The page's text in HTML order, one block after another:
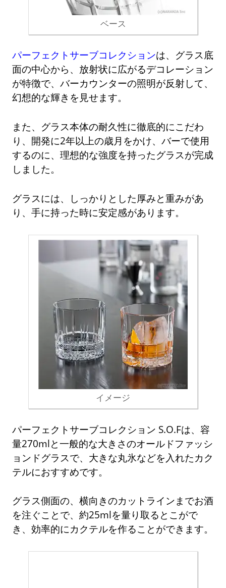
ベース
パーフェクトサーブコレクションは、グラス底
面の中心から、放射状に広がるデコレーション
が特徴で、バーカウンターの照明が反射して、
幻想的な輝きを見せます。
また、グラス本体の耐久性に徹底的にこだわ
り、開発に2年以上の歳月をかけ、バーで使用
するのに、理想的な強度を持ったグラスが完成
しました。
グラスには、しっかりとした厚みと重みがあ
り、手に持った時に安定感があります。
イメージ
パーフェクトサーブコレクション S.O.Fは、容
量270mlと一般的な大きさのオールドファッシ
ョンドグラスで、大きな丸氷などを入れたカク
テルにおすすめです。
グラス側面の、横向きのカットラインまでお酒
を注ぐことで、約25mlを量り取るとこがで
き、効率的にカクテルを作ることができます。